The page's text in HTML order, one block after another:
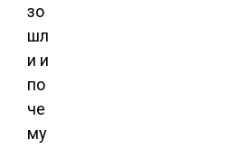
зо
шл
и и
по
че
му